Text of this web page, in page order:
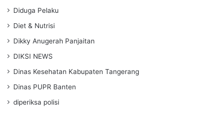
Diduga Pelaku
Diet & Nutrisi
Dikky Anugerah Panjaitan
DIKSI NEWS
Dinas Kesehatan Kabupaten Tangerang
Dinas PUPR Banten
diperiksa polisi